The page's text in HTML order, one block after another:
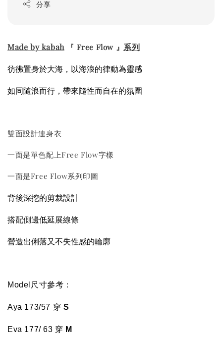
分享
Made by kabah 『 Free Flow 』 系列
彷彿置身於大海， 以海浪的律動為靈感
如同隨浪而行， 帶來隨性而自在的氛圍
雙面設計連身衣
一面是單色配上Free Flow字樣
一面是Free Flow系列印圖
背後深挖的剪裁設計
搭配側邊低延展線條
營造出俐落又不失性感的輪廓
Model尺寸參考：
Aya 173/57 穿 S
Eva 177/ 63 穿 M